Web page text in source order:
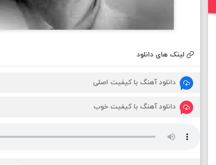
لینک های دانلود
دانلود آهنگ با کیفیت اصلی
دانلود آهنگ با کیفیت خوب